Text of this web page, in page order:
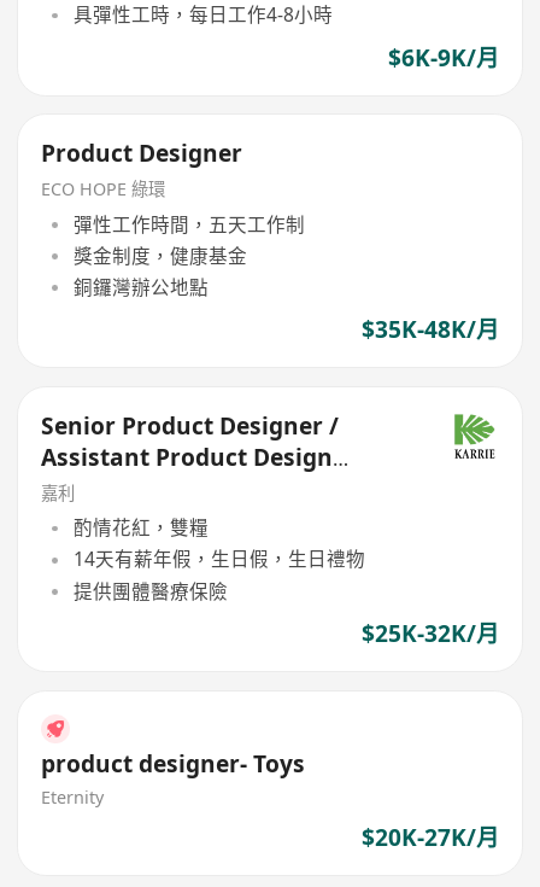
具彈性工時，每日工作4-8小時
$6K-9K/月
Product Designer
ECO HOPE 綠環
彈性工作時間，五天工作制
獎金制度，健康基金
銅鑼灣辦公地點
$35K-48K/月
Senior Product Designer /
Assistant Product Design
Manager (Product
Development)
嘉利
酌情花紅，雙糧
14天有薪年假，生日假，生日禮物
提供團體醫療保險
$25K-32K/月
product designer- Toys
Eternity
$20K-27K/月